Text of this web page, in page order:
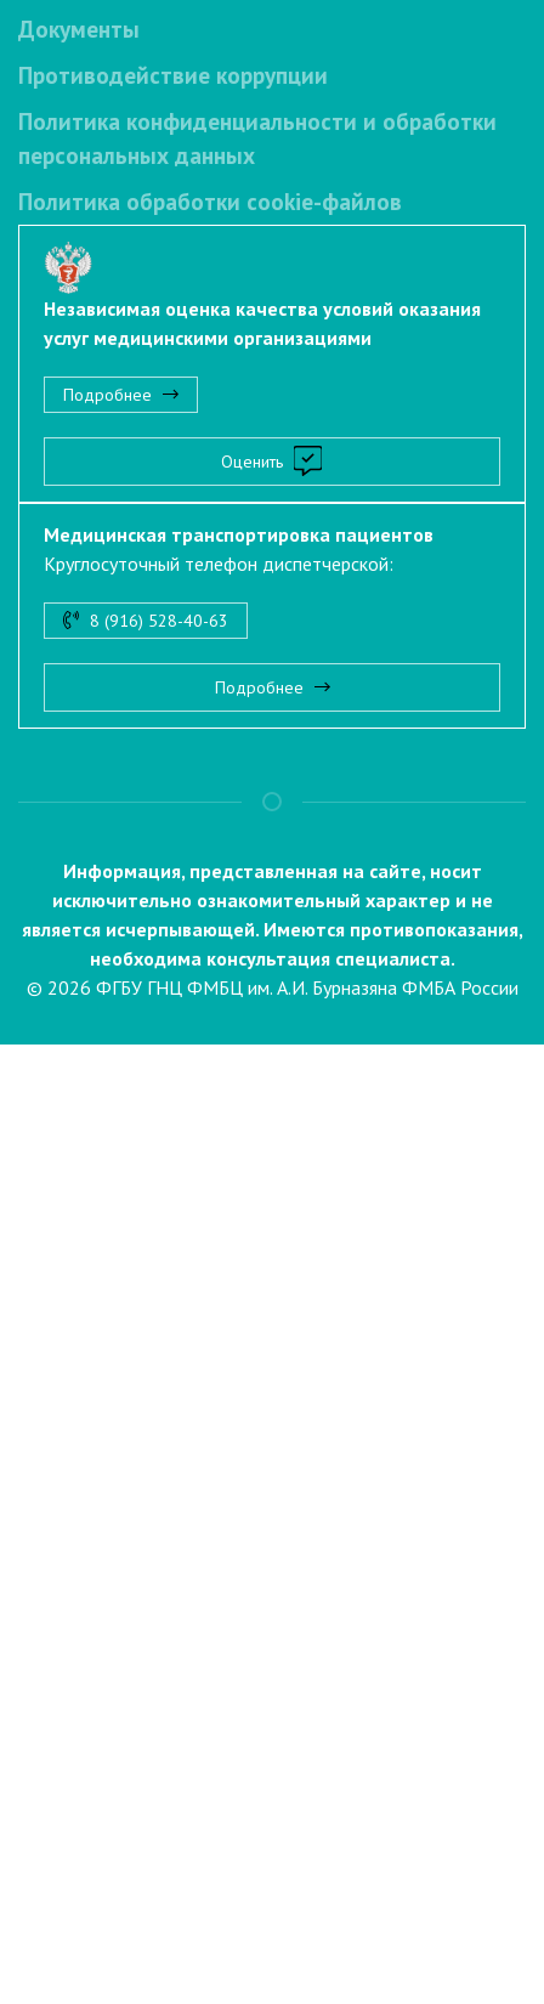
Документы
Противодействие коррупции
Политика конфиденциальности и обработки
персональных данных
Политика обработки cookie-файлов
Независимая оценка качества условий оказания
услуг медицинскими организациями
Подробнее
Оценить
Медицинская транспортировка пациентов
Круглосуточный телефон диспетчерской:
8 (916) 528-40-63
Подробнее
Информация, представленная на сайте, носит
исключительно ознакомительный характер и не
является исчерпывающей. Имеются противопоказания,
необходима консультация специалиста.
© 2026 ФГБУ ГНЦ ФМБЦ им. А.И. Бурназяна ФМБА России